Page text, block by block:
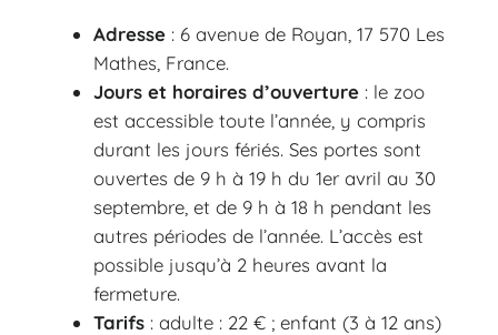
Adresse: 6 avenue de Royan, 17 570 Les
Mathes, France.
Jours et horaires d’ouverture: le zoo
est accessible toute l’année, y compris
durant les jours fériés. Ses portes sont
ouvertes de 9 h à 19 h du 1er avril au 30
septembre, et de 9 h à 18 h pendant les
autres périodes de l’année. L’accès est
possible jusqu’à 2 heures avant la
fermeture.
Tarifs: adulte : 22 € ; enfant (3 à 12 ans)